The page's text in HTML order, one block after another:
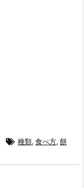
種類, 食べ方, 餅